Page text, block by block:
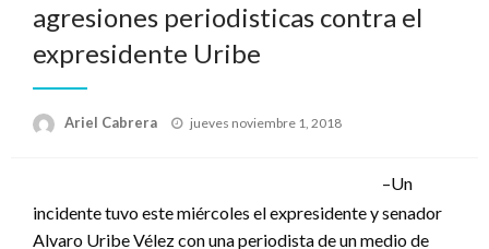
agresiones periodisticas contra el
expresidente Uribe
Ariel Cabrera
Publicado
jueves noviembre 1, 2018
–Un
incidente tuvo este miércoles el expresidente y senador
Alvaro Uribe Vélez con una periodista de un medio de